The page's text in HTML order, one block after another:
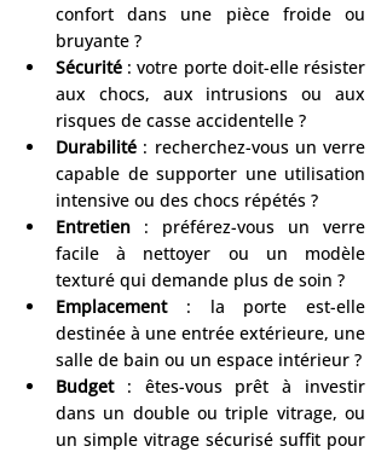
confort dans une pièce froide ou
bruyante ?
Sécurité : votre porte doit-elle résister
aux chocs, aux intrusions ou aux
risques de casse accidentelle ?
Durabilité : recherchez-vous un verre
capable de supporter une utilisation
intensive ou des chocs répétés ?
Entretien : préférez-vous un verre
facile à nettoyer ou un modèle
texturé qui demande plus de soin ?
Emplacement : la porte est-elle
destinée à une entrée extérieure, une
salle de bain ou un espace intérieur ?
Budget : êtes-vous prêt à investir
dans un double ou triple vitrage, ou
un simple vitrage sécurisé suffit pour